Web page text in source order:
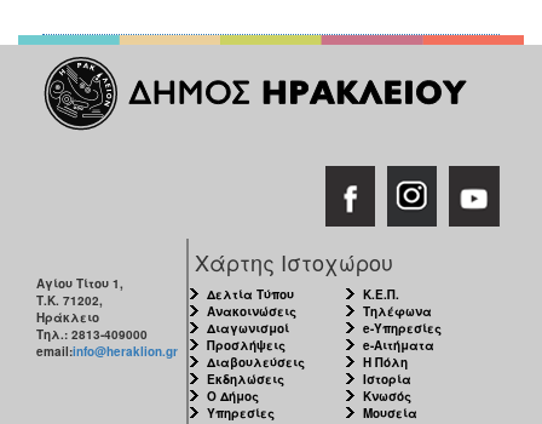
Αγίου Τίτου 1,
Τ.Κ. 71202,
Ηράκλειο
Τηλ.: 2813-409000
email:info@heraklion.gr
Χάρτης Ιστοχώρου
Δελτία Τύπου
Ανακοινώσεις
Διαγωνισμοί
Προσλήψεις
Διαβουλεύσεις
Εκδηλώσεις
Ο Δήμος
Υπηρεσίες
Κ.Ε.Π.
Τηλέφωνα
e-Υπηρεσίες
e-Αιτήματα
Η Πόλη
Ιστορία
Κνωσός
Μουσεία